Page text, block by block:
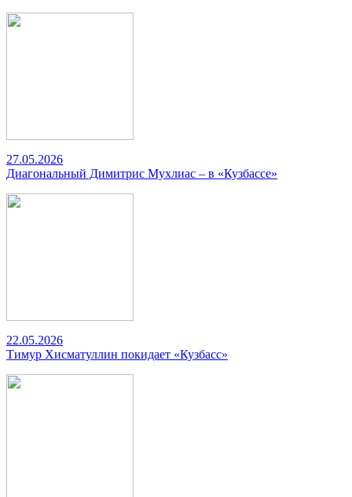
27.05.2026
Диагональный Димитрис Мухлиас – в «Кузбассе»
22.05.2026
Тимур Хисматуллин покидает «Кузбасс»